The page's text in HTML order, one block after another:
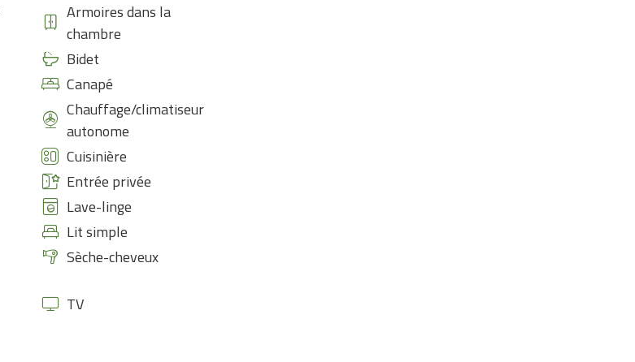
Armoires dans la
chambre
Bidet
Canapé
Chauffage/climatiseur
autonome
Cuisinière
Entrée privée
Lave-linge
Lit simple
Sèche-cheveux
TV